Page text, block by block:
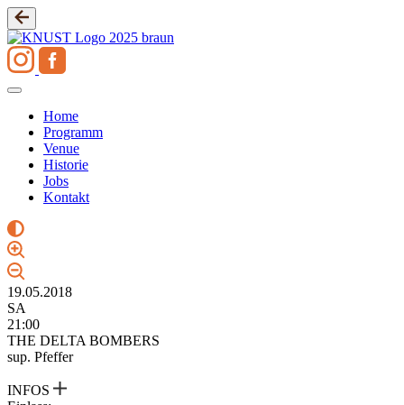
Zum
Inhalt
springen
Home
Programm
Venue
Historie
Jobs
Kontakt
19.05.2018
SA
21:00
THE DELTA BOMBERS
sup. Pfeffer
INFOS